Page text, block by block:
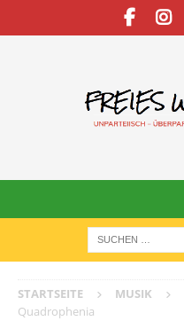
STARTSEITE MUSIK
Quadrophenia